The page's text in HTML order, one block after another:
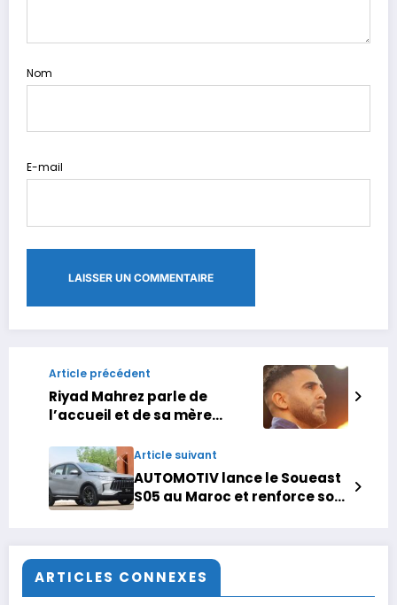
Nom
E-mail
Article précédent
Riyad Mahrez parle de
l’accueil et de sa mère
Article suivant
AUTOMOTIV lance le Soueast
S05 au Maroc et renforce son
ARTICLES CONNEXES